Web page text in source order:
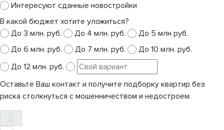
Интересуют сданные новостройки
В какой бюджет хотите уложиться?
До 3 млн. руб.
До 4 млн. руб.
До 5 млн руб.
До 6 млн. руб.
До 7 млн. руб.
До 10 млн. руб.
До 12 млн. руб.
Оставьте Ваш контакт и получите подборку квартир без
риска столкнуться с мошенничеством и недостроем.